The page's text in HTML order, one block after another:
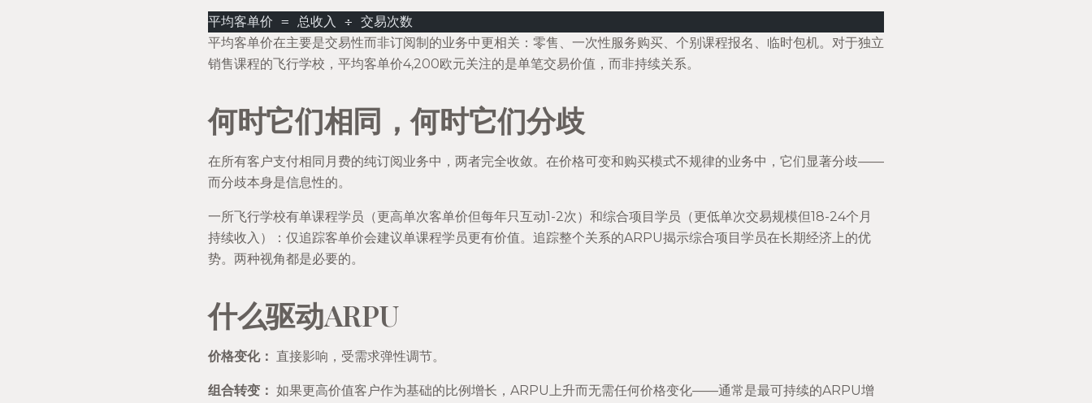
平均客单价 = 总收入 ÷ 交易次数
平均客单价在主要是交易性而非订阅制的业务中更相关：零售、一次性服务购买、个别课程报名、临时包机。对于独立
销售课程的飞行学校，平均客单价4,200欧元关注的是单笔交易价值，而非持续关系。
何时它们相同，何时它们分歧
在所有客户支付相同月费的纯订阅业务中，两者完全收敛。在价格可变和购买模式不规律的业务中，它们显著分歧——
而分歧本身是信息性的。
一所飞行学校有单课程学员（更高单次客单价但每年只互动1-2次）和综合项目学员（更低单次交易规模但18-24个月
持续收入）：仅追踪客单价会建议单课程学员更有价值。追踪整个关系的ARPU揭示综合项目学员在长期经济上的优
势。两种视角都是必要的。
什么驱动ARPU
价格变化： 直接影响，受需求弹性调节。
组合转变： 如果更高价值客户作为基础的比例增长，ARPU上升而无需任何价格变化——通常是最可持续的ARPU增